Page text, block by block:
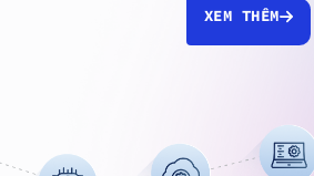
2025, dự kiến sẽ có khoảng
XEM THÊM